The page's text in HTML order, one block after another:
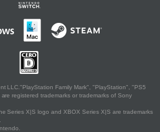
LLC."PlayStation Family Mark", "PlayStation", "PS5
registered trademarks or trademarks of Sony
Series X|S logo and XBOX Series X|S are trademarks